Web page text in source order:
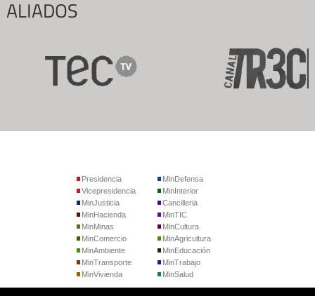
ALIADOS
Presidencia
Vicepresidencia
MinJusticia
MinDefensa
MinInterior
Cancilleria
MinHacienda
MinMinas
MinComercio
MinTIC
MinCultura
MinAgricultura
MinAmbiente
MinTransporte
MinVivienda
MinEducación
MinTrabajo
MinSalud